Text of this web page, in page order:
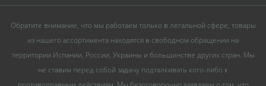
Обратите внимание, что мы работаем только в легальной сфере, товары
из нашего ассортимента находятся в свободном обращении на
территории Испании, России, Украины и большинстве других стран. Мы
не ставим перед собой задачу подталкивать кого-либо к